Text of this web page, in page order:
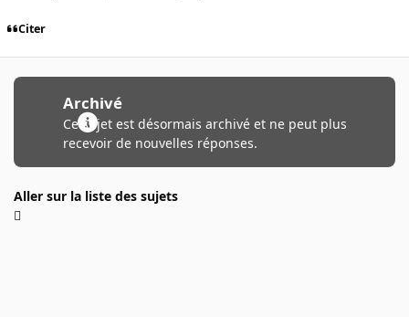
Citer
Archivé
Ce sujet est désormais archivé et ne peut plus
recevoir de nouvelles réponses.
Aller sur la liste des sujets